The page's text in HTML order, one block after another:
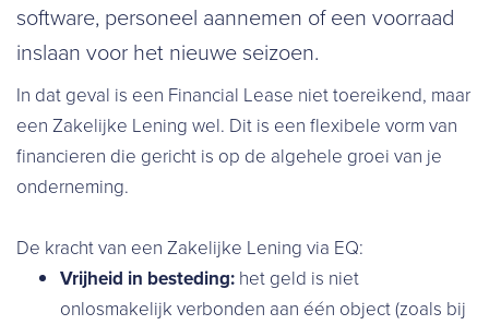
software, personeel aannemen of een voorraad
inslaan voor het nieuwe seizoen.
In dat geval is een Financial Lease niet toereikend, maar
een Zakelijke Lening wel. Dit is een flexibele vorm van
financieren die gericht is op de algehele groei van je
onderneming.
De kracht van een Zakelijke Lening via EQ:
Vrijheid in besteding: het geld is niet
onlosmakelijk verbonden aan één object (zoals bij